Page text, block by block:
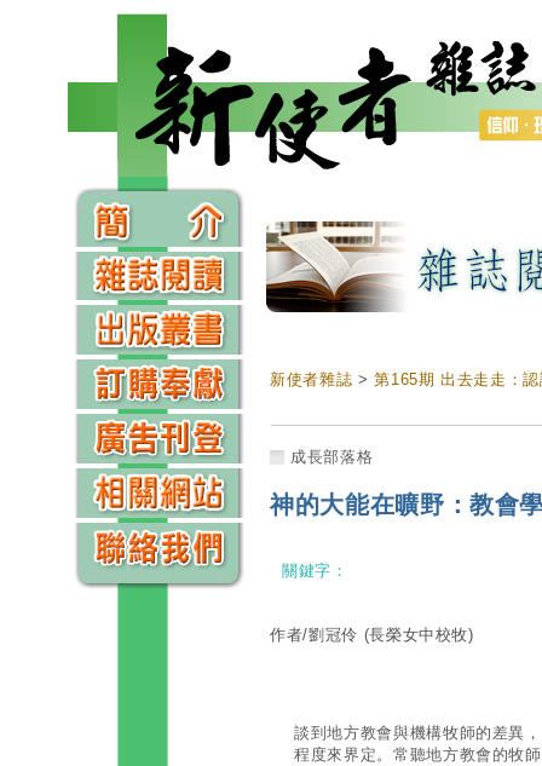
新使者雜誌 >第165期 出去走走：
成長部落格
神的大能在曠野：教會
關鍵字：
作者/劉冠伶 (長榮女中校牧)
談到地方教會與機構牧師的差異
程度來界定。常聽地方教會的牧